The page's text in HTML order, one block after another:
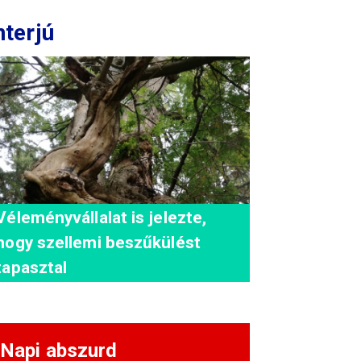
is jelezte,
szellemi beszűkülést
Napi abszurd